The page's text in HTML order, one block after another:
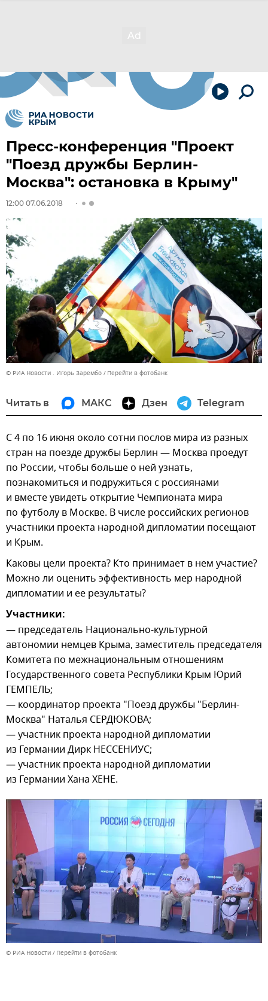
Пресс-конференция "Проект
"Поезд дружбы Берлин-
Москва": остановка в Крыму"
12:00 07.06.2018
© РИА Новости . Игорь Зарембо Перейти в фотобанк
Читать в МАКС Дзен Telegram
С 4 по 16 июня около сотни послов мира из разных
стран на поезде дружбы Берлин — Москва проедут
по России, чтобы больше о ней узнать,
познакомиться и подружиться с россиянами
и вместе увидеть открытие Чемпионата мира
по футболу в Москве. В числе российских регионов
участники проекта народной дипломатии посещают
и Крым.
Каковы цели проекта? Кто принимает в нем участие?
Можно ли оценить эффективность мер народной
дипломатии и ее результаты?
Участники:
— председатель Национально-культурной
автономии немцев Крыма, заместитель председателя
Комитета по межнациональным отношениям
Государственного совета Республики Крым Юрий
ГЕМПЕЛЬ;
— координатор проекта "Поезд дружбы "Берлин-
Москва" Наталья СЕРДЮКОВА;
— участник проекта народной дипломатии
из Германии Дирк НЕССЕНИУС;
— участник проекта народной дипломатии
из Германии Хана ХЕНЕ.
© РИА Новости Перейти в фотобанк